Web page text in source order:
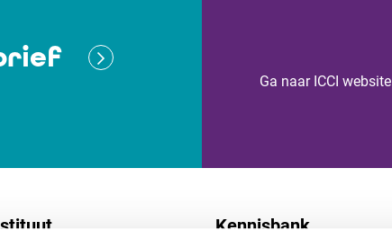
Ga naar ICCI website
Kennisbank